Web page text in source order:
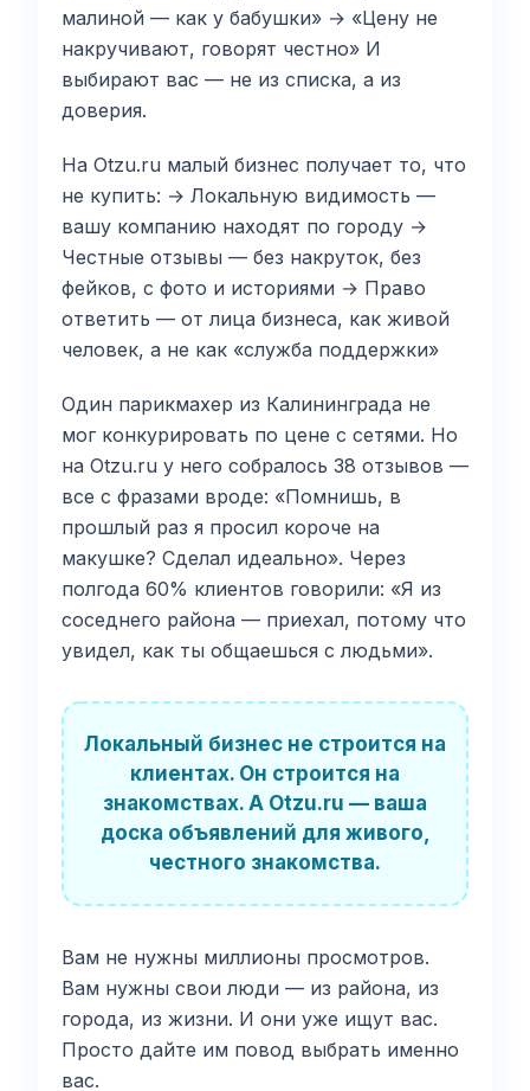
малиной — как у бабушки» → «Цену не
накручивают, говорят честно» И
выбирают вас — не из списка, а из
доверия.
На Otzu.ru малый бизнес получает то, что
не купить: → Локальную видимость —
вашу компанию находят по городу →
Честные отзывы — без накруток, без
фейков, с фото и историями → Право
ответить — от лица бизнеса, как живой
человек, а не как «служба поддержки»
Один парикмахер из Калининграда не
мог конкурировать по цене с сетями. Но
на Otzu.ru у него собралось 38 отзывов —
все с фразами вроде: «Помнишь, в
прошлый раз я просил короче на
макушке? Сделал идеально». Через
полгода 60% клиентов говорили: «Я из
соседнего района — приехал, потому что
увидел, как ты общаешься с людьми».
Локальный бизнес не строится на
клиентах. Он строится на
знакомствах. А Otzu.ru — ваша
доска объявлений для живого,
честного знакомства.
Вам не нужны миллионы просмотров.
Вам нужны свои люди — из района, из
города, из жизни. И они уже ищут вас.
Просто дайте им повод выбрать именно
вас.